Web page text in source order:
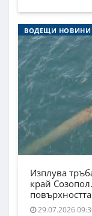
ВОДЕЩИ НОВИНИ
Изплува
край
повърхността
29.07.2026